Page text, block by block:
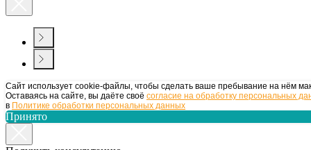
Сайт использует cookie-файлы, чтобы сделать ваше пребывание на нём
Оставаясь на сайте, вы даёте своё согласие на обработку персональных
в Политике обработки персональных данных
Принято